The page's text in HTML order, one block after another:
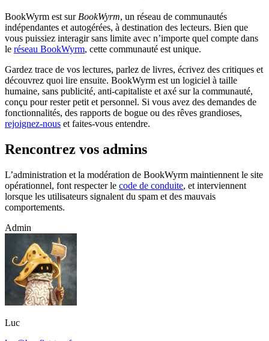
BookWyrm est sur BookWyrm, un réseau de communautés
indépendantes et autogérées, à destination des lecteurs. Bien que
vous puissiez interagir sans limite avec n’importe quel compte dans
le réseau BookWyrm, cette communauté est unique.
Gardez trace de vos lectures, parlez de livres, écrivez des critiques et
découvrez quoi lire ensuite. BookWyrm est un logiciel à taille
humaine, sans publicité, anti-capitaliste et axé sur la communauté,
conçu pour rester petit et personnel. Si vous avez des demandes de
fonctionnalités, des rapports de bogue ou des rêves grandioses,
rejoignez-nous et faites-vous entendre.
Rencontrez vos admins
L’administration et la modération de BookWyrm maintiennent le site
opérationnel, font respecter le code de conduite, et interviennent
lorsque les utilisateurs signalent du spam et des mauvais
comportements.
Admin
Luc